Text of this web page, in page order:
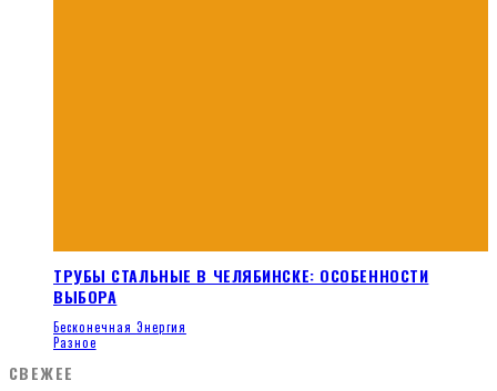
ТРУБЫ СТАЛЬНЫЕ В ЧЕЛЯБИНСКЕ: ОСОБЕННОСТИ
ВЫБОРА
Бесконечная Энергия
Разное
СВЕЖЕЕ